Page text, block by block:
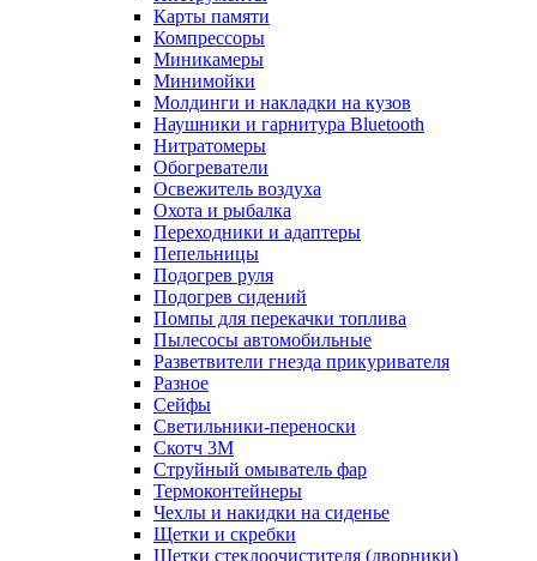
Карты памяти
Компрессоры
Миникамеры
Минимойки
Молдинги и накладки на кузов
Наушники и гарнитура Bluetooth
Нитратомеры
Обогреватели
Освежитель воздуха
Охота и рыбалка
Переходники и адаптеры
Пепельницы
Подогрев руля
Подогрев сидений
Помпы для перекачки топлива
Пылесосы автомобильные
Разветвители гнезда прикуривателя
Разное
Сейфы
Светильники-переноски
Скотч 3М
Струйный омыватель фар
Термоконтейнеры
Чехлы и накидки на сиденье
Щетки и скребки
Щетки стеклоочистителя (дворники)